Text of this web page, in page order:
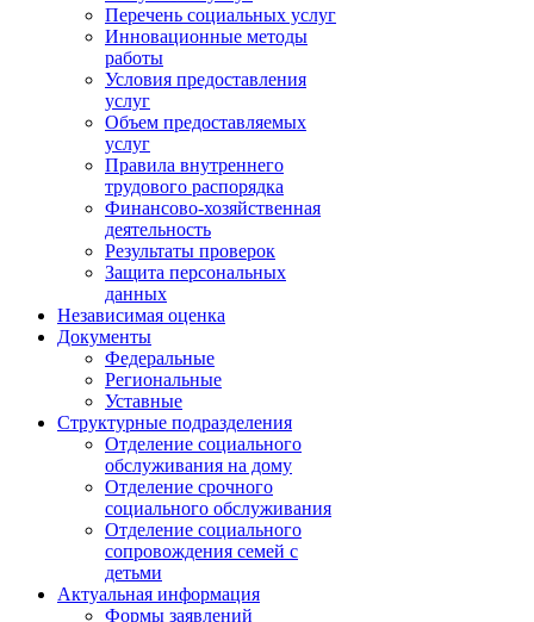
Перечень социальных услуг
Инновационные методы
работы
Условия предоставления
услуг
Объем предоставляемых
услуг
Правила внутреннего
трудового распорядка
Финансово-хозяйственная
деятельность
Результаты проверок
Защита персональных
данных
Независимая оценка
Документы
Федеральные
Региональные
Уставные
Структурные подразделения
Отделение социального
обслуживания на дому
Отделение срочного
социального обслуживания
Отделение социального
сопровождения семей с
детьми
Актуальная информация
Формы заявлений